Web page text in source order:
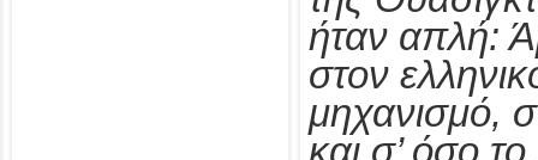
ήταν απλή:
στον
μηχανισμό,